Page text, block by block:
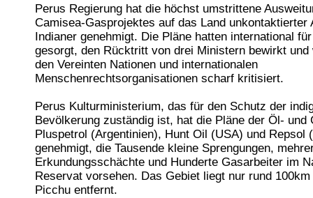
Perus Regierung hat die höchst umstrittene
Camisea-Gasprojektes auf das Land unkontaktierter
Indianer genehmigt. Die Pläne hatten international
gesorgt, den Rücktritt von drei Ministern bewirkt und
den Vereinten Nationen und internationalen
Menschenrechtsorganisationen scharf kritisiert.
Perus Kulturministerium, das für den Schutz der
Bevölkerung zuständig ist, hat die Pläne der Öl- und
Pluspetrol (Argentinien), Hunt Oil (USA) und Repsol
genehmigt, die Tausende kleine Sprengungen,
Erkundungsschächte und Hunderte Gasarbeiter im
Reservat vorsehen. Das Gebiet liegt nur rund
Picchu entfernt.